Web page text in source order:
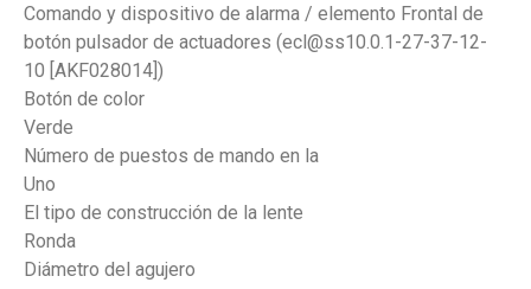
Comando y dispositivo de alarma / elemento Frontal de
botón pulsador de actuadores (ecl@ss10.0.1-27-37-12-
10 [AKF028014])
Botón de color
Verde
Número de puestos de mando en la
Uno
El tipo de construcción de la lente
Ronda
Diámetro del agujero